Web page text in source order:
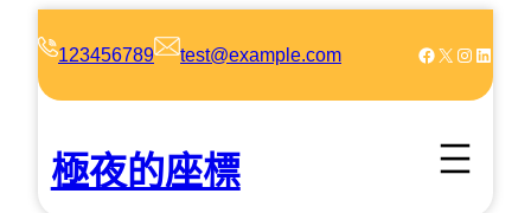
123456789 test@example.com Facebook X Instagram LinkedIn
極夜的座標